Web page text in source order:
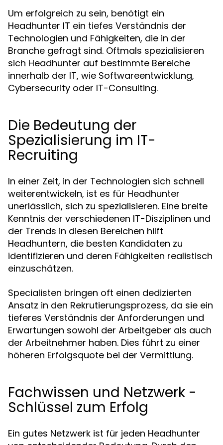
Um erfolgreich zu sein, benötigt ein
Headhunter IT ein tiefes Verständnis der
Technologien und Fähigkeiten, die in der
Branche gefragt sind. Oftmals spezialisieren
sich Headhunter auf bestimmte Bereiche
innerhalb der IT, wie Softwareentwicklung,
Cybersecurity oder IT-Consulting.
Die Bedeutung der
Spezialisierung im IT-
Recruiting
In einer Zeit, in der Technologien sich schnell
weiterentwickeln, ist es für Headhunter
unerlässlich, sich zu spezialisieren. Eine breite
Kenntnis der verschiedenen IT-Disziplinen und
der Trends in diesen Bereichen hilft
Headhuntern, die besten Kandidaten zu
identifizieren und deren Fähigkeiten realistisch
einzuschätzen.
Specialisten bringen oft einen dedizierten
Ansatz in den Rekrutierungsprozess, da sie ein
tieferes Verständnis der Anforderungen und
Erwartungen sowohl der Arbeitgeber als auch
der Arbeitnehmer haben. Dies führt zu einer
höheren Erfolgsquote bei der Vermittlung.
Fachwissen und Netzwerk -
Schlüssel zum Erfolg
Ein gutes Netzwerk ist für jeden Headhunter